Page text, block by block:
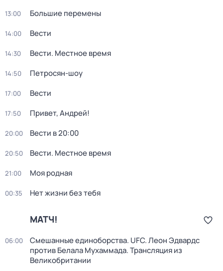
13:00 Большие перемены
14:00 Вести
14:30 Вести. Местное время
14:50 Петросян-шоу
17:00 Вести
17:50 Привет, Андрей!
20:00 Вести в 20:00
20:50 Вести. Местное время
21:00 Моя родная
00:35 Нет жизни без тебя
МАТЧ!
06:00
Смешанные единоборства. UFC. Леон Эдвардс
против Белала Мухаммада. Трансляция из
Великобритании